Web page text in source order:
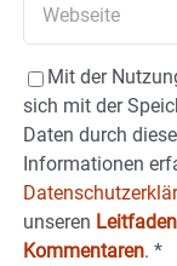
Mit der
sich mit der
Daten durch
Informationen
unseren
Kommentaren. *